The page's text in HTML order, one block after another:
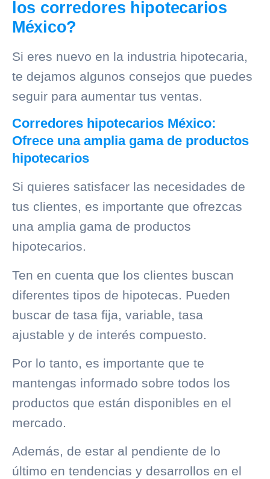
los corredores hipotecarios
México?
Si eres nuevo en la industria hipotecaria,
te dejamos algunos consejos que puedes
seguir para aumentar tus ventas.
Corredores hipotecarios México:
Ofrece una amplia gama de productos
hipotecarios
Si quieres satisfacer las necesidades de
tus clientes, es importante que ofrezcas
una amplia gama de productos
hipotecarios.
Ten en cuenta que los clientes buscan
diferentes tipos de hipotecas. Pueden
buscar de tasa fija, variable, tasa
ajustable y de interés compuesto.
Por lo tanto, es importante que te
mantengas informado sobre todos los
productos que están disponibles en el
mercado.
Además, de estar al pendiente de lo
último en tendencias y desarrollos en el